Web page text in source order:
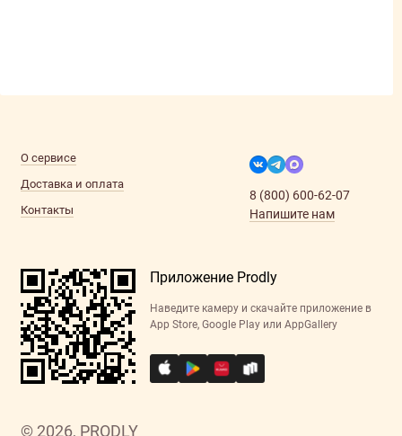
© 2026, PRODLY
О сервисе
Доставка и оплата
Контакты
8 (800) 600-62-07
Напишите нам
Приложение Prodly
Наведите камеру и скачайте приложение в
App Store, Google Play или AppGallery